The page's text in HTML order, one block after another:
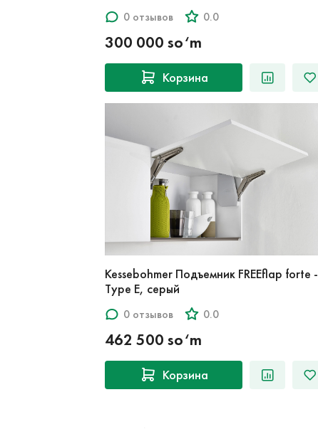
0 отзывов 0.0
300 000 so‘m
Корзина
Kessebohmer Подъемник FREEflap forte -
Type E, серый
0 отзывов 0.0
462 500 so‘m
Корзина